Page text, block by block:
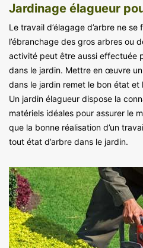
Jardinage élagueur
Le travail d’élagage d’arbre ne
l’ébranchage des gros arbres ou
activité peut être aussi effectuée
dans le jardin. Mettre en œuvre un
dans le jardin remet le bon état
Un jardin élagueur dispose la
matériels idéales pour assurer le
que la bonne réalisation d’un
tout état d’arbre dans le jardin.